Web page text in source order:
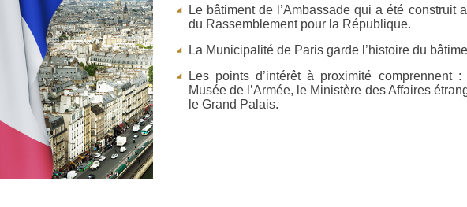
Le bâtiment de l’Ambassade qui a été construit
du Rassemblement pour la République.
La Municipalité de Paris garde l’histoire du
Les points d’intérêt à proximité comprennent
Musée de l’Armée, le Ministère des Affaires
le Grand Palais.